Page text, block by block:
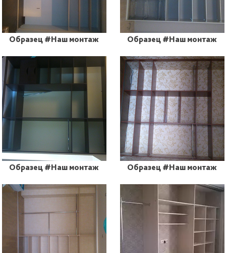
Образец #Наш монтаж Образец #Наш монтаж
Образец #Наш монтаж Образец #Наш монтаж